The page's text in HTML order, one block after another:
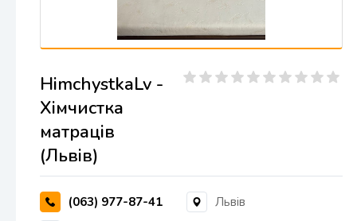
HimchystkaLv -
Хімчистка
матраців
(Львів)
(063) 977-87-41
Львів